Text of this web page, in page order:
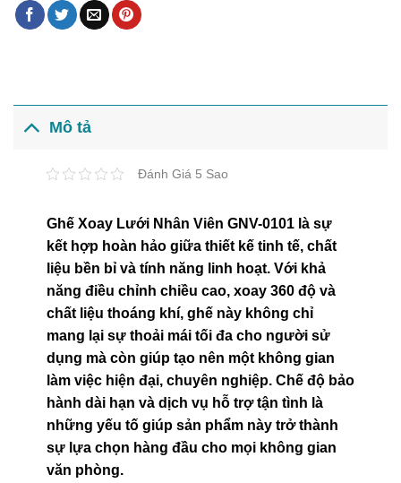
Mô tả
Đánh Giá 5 Sao
Ghế Xoay Lưới Nhân Viên GNV-0101 là sự
kết hợp hoàn hảo giữa thiết kế tinh tế, chất
liệu bền bỉ và tính năng linh hoạt. Với khả
năng điều chỉnh chiều cao, xoay 360 độ và
chất liệu thoáng khí, ghế này không chỉ
mang lại sự thoải mái tối đa cho người sử
dụng mà còn giúp tạo nên một không gian
làm việc hiện đại, chuyên nghiệp. Chế độ bảo
hành dài hạn và dịch vụ hỗ trợ tận tình là
những yếu tố giúp sản phẩm này trở thành
sự lựa chọn hàng đầu cho mọi không gian
văn phòng.